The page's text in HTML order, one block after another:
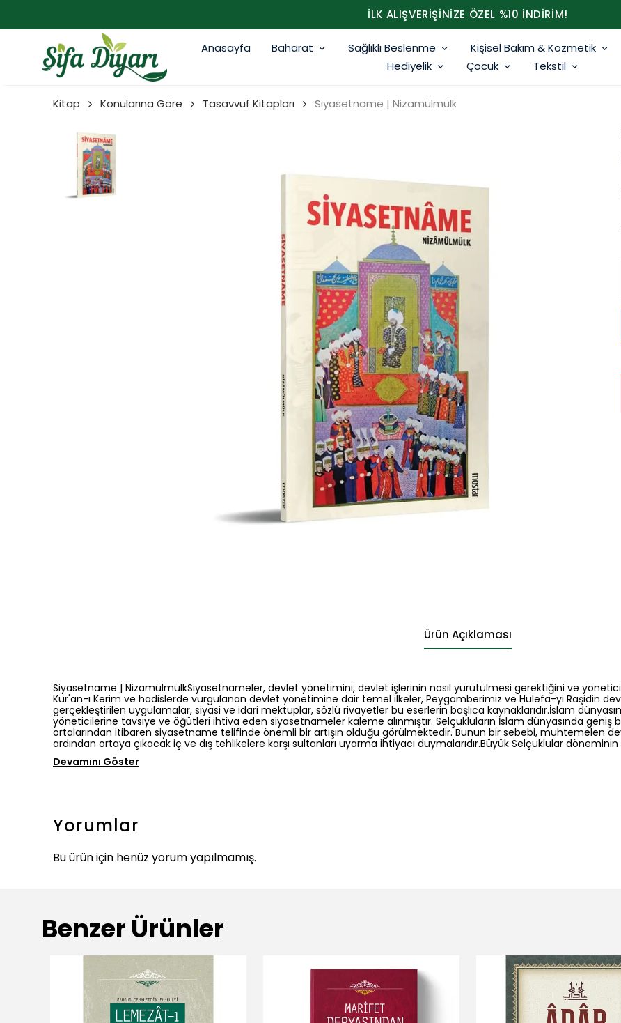
İLK ALIŞVERİŞİNİZE ÖZEL %10 İNDİRİM!
Anasayfa Baharat Sağlıklı Beslenme Kişisel Bakım & Kozmetik
Hediyelik
Çocuk Tekstil
Kitap Konularına Göre Tasavvuf Kitapları Siyasetname | Nizamülmülk
Ürün Açıklaması
Siyasetname | NizamülmülkSiyasetnameler, devlet yönetimini, devlet işlerinin nasıl yürütülmesi gerektiğini ve
Kur'an-ı Kerim ve hadislerde vurgulanan devlet yönetimine dair temel ilkeler, Peygamberimiz ve Hulefa-yi Raşidin
gerçekleştirilen uygulamalar, siyasi ve idari mektuplar, sözlü rivayetler bu eserlerin başlıca kaynaklarıdır.İslam
yöneticilerine tavsiye ve öğütleri ihtiva eden siyasetnameler kaleme alınmıştır. Selçukluların İslam dünyasında geniş
ortalarından itibaren siyasetname telifinde önemli bir artışın olduğu görülmektedir. Bunun bir sebebi, muhtemelen
ardından ortaya çıkacak iç ve dış tehlikelere karşı sultanları uyarma ihtiyacı duymalarıdır.Büyük Selçuklular
Devamını Göster
Yorumlar
Bu ürün için henüz yorum yapılmamış.
Benzer Ürünler